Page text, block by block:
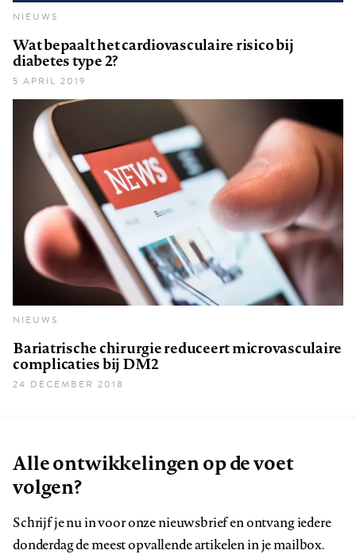
NIEUWS
Wat bepaalt het cardiovasculaire risico bij
diabetes type 2?
5 APRIL 2019
NIEUWS
Bariatrische chirurgie reduceert microvasculaire
complicaties bij DM2
24 DECEMBER 2018
Alle ontwikkelingen op de voet
volgen?
Schrijf je nu in voor onze nieuwsbrief en ontvang iedere
donderdag de meest opvallende artikelen in je mailbox.